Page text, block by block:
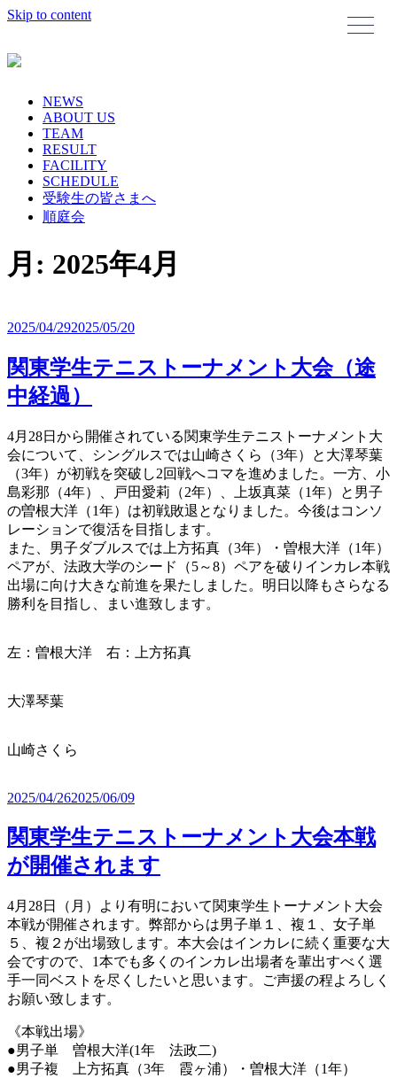
Skip to content
NEWS
ABOUT US
TEAM
RESULT
FACILITY
SCHEDULE
受験生の皆さまへ
順庭会
月: 2025年4月
2025/04/292025/05/20
関東学生テニストーナメント大会（途
中経過）
4月28日から開催されている関東学生テニストーナメント大
会について、シングルスでは山崎さくら（3年）と大澤琴葉
（3年）が初戦を突破し2回戦へコマを進めました。一方、小
島彩那（4年）、戸田愛莉（2年）、上坂真菜（1年）と男子
の曽根大洋（1年）は初戦敗退となりました。今後はコンソ
レーションで復活を目指します。
また、男子ダブルスでは上方拓真（3年）・曽根大洋（1年）
ペアが、法政大学のシード（5～8）ペアを破りインカレ本戦
出場に向け大きな前進を果たしました。明日以降もさらなる
勝利を目指し、まい進致します。
左：曽根大洋 右：上方拓真
大澤琴葉
山崎さくら
2025/04/262025/06/09
関東学生テニストーナメント大会本戦
が開催されます
4月28日（月）より有明において関東学生トーナメント大会
本戦が開催されます。弊部からは男子単１、複１、女子単
５、複２が出場致します。本大会はインカレに続く重要な大
会ですので、1本でも多くのインカレ出場者を輩出すべく選
手一同ベストを尽くしたいと思います。ご声援の程よろしく
お願い致します。
《本戦出場》
●男子単 曽根大洋(1年 法政二)
●男子複 上方拓真（3年 霞ヶ浦）・曽根大洋（1年）